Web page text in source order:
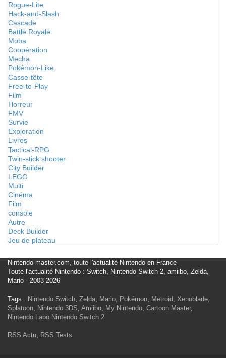
Rogue-Lite
Hack-and-Slash
Cascade
Battle Royale
Moba
Coopération
Mecha
Pokémon-Like
Casse-tête
Free-to-Play
Film
Horreur
FMV
Survie
Exploration
Livres
Tactical-RPG
Twin-stick shooter
City Builder
LEGO
Multi
Cinéma
Film
console
Autre
Deck Builder
Jeu de plateau
Nintendo-master.com, toute l'actualité Nintendo en France
Toute l'actualité Nintendo : Switch, Nintendo Switch 2, amiibo, Zelda,
Mario - 2003-2026
Tags : Nintendo Switch, Zelda, Mario, Pokémon, Metroid, Xenoblade,
Splatoon, Nintendo 3DS, Amiibo, My Nintendo, Cartoon Master,
Nintendo Labo Nintendo Switch 2
RSS Actu, RSS Tests